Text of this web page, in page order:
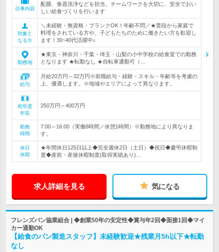
仕事内容
配膳、食器洗浄などを担当。チームワークを大切に、安全でおい
しい給食づくりを行います
対象と
なる方
＼未経験・無資格・ブランクOK！年齢不問／★普段から家庭で
料理をされている方や、子どもたちのために働きたい方を歓迎し
ます！30~40代活躍中♪
勤務地
★東京・神奈川・千葉・埼玉・山梨の小中学校の給食室での勤務
となります ★転勤なし ★自転車通勤可（…
給与
月給20万円～32万円※前職給与・経験・スキル・年齢等を考慮の
上、優遇します。※地域やエリアによって異なります。
初年度
年収
250万円～400万円
勤務
時間
7:00～16:00（実働8時間／休憩1時間）※勤務地により異なりま
す。
休日
休暇
★年間休日125日以上◆完全週休2日（土日）◆祝日◆慶弔休暇制
度◆産前・産後休暇制度(取得実績あり)…
求人詳細を見る 気になる
フレンズパン協業組合 | ◆創業50年の安定性◆賞与年2回◆面接1回◆マイ
カー通勤OK
【給食のパン製造スタッフ】未経験歓迎★残業月5h以下★転勤
なし